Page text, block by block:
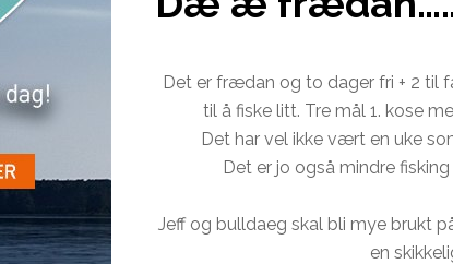
Det er frædan og to dager fri + 2 til
til å fiske litt. Tre mål 1. kose
Det har vel ikke vært en uke
Det er jo også mindre
Jeff og bulldaeg skal bli mye brukt
en